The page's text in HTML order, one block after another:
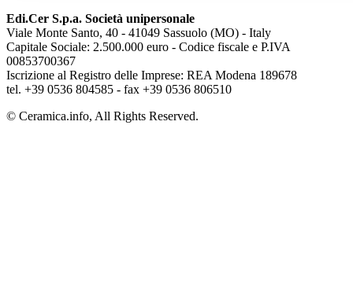
Edi.Cer S.p.a. Società unipersonale
Viale Monte Santo, 40 - 41049 Sassuolo (MO) - Italy
Capitale Sociale: 2.500.000 euro - Codice fiscale e P.IVA
00853700367
Iscrizione al Registro delle Imprese: REA Modena 189678
tel. +39 0536 804585 - fax +39 0536 806510
© Ceramica.info, All Rights Reserved.